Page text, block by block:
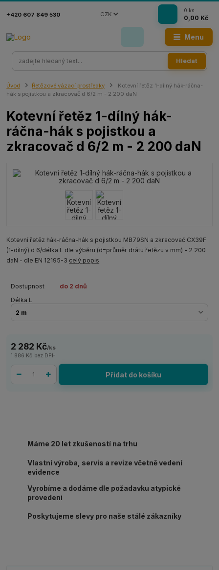
Menu
CZK
Hledat
+420 607 849 530
0 ks
0,00 Kč
Úvod Řetězové vázací prostředky
Kotevní řetěz 1-dílný hák-ráčna-
hák s pojistkou a zkracovač d 6/2 m - 2 200 daN
Kotevní řetěz 1-dílný hák-
ráčna-hák s pojistkou a
zkracovač d 6/2 m - 2 200 daN
Kotevní řetěz hák-ráčna-hák s pojistkou MB79SN a zkracovač CX39F
(1-dílný) d 6/délka L dle výběru (d=průměr drátu řetězu v mm) - 2 200
daN - dle EN 12195-3 celý popis
Dostupnost
do 2 dnů
Délka L
2 282 Kč/ks
1 886 Kč bez DPH
Přidat do košíku
Máme 20 let zkušeností na trhu
Vlastní výroba, servis a revize včetně vedení
evidence
Vyrobíme a dodáme dle požadavku atypické
provedení
Poskytujeme slevy pro naše stálé zákazníky